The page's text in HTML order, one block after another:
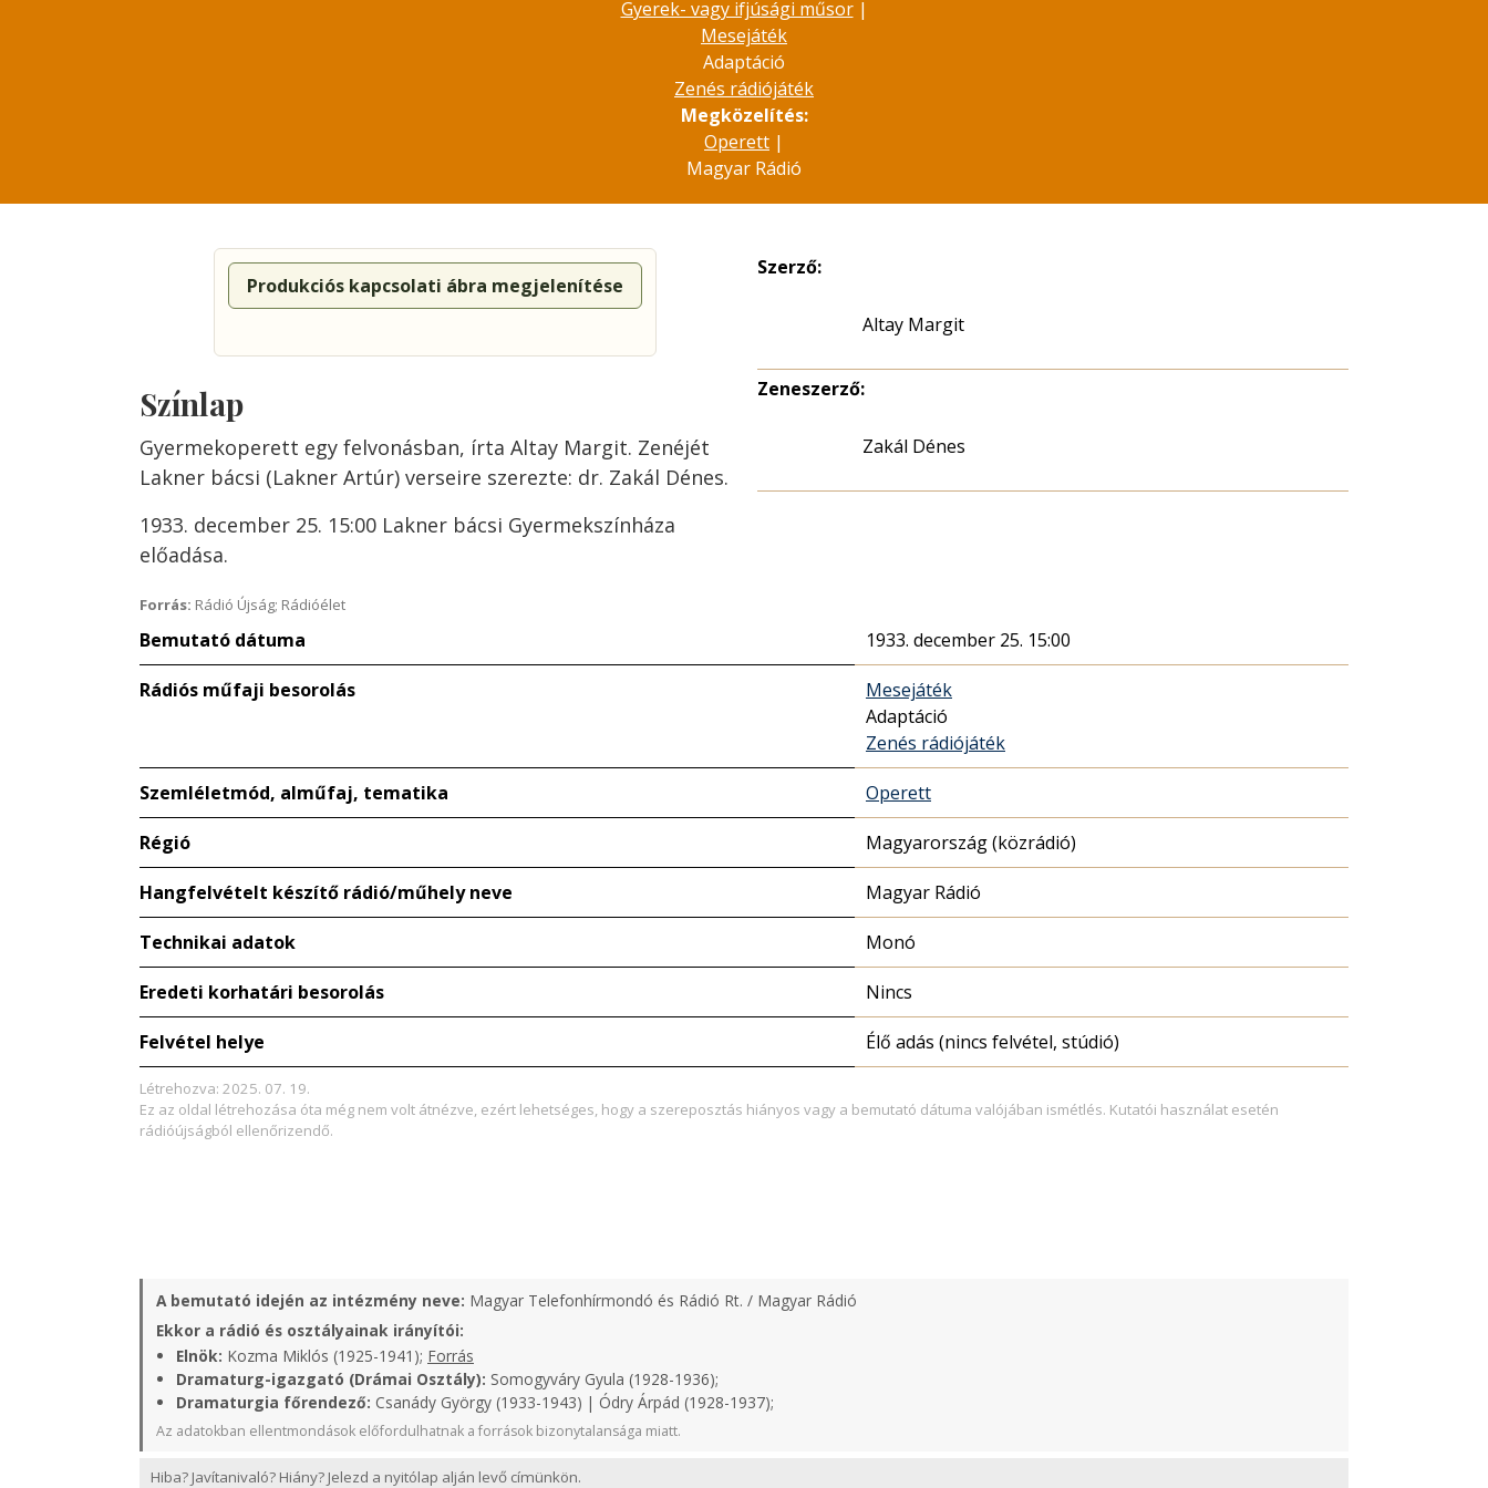
Gyerek- vagy ifjúsági műsor|
Mesejáték
Adaptáció
Zenés rádiójáték
Megközelítés:
Operett |
Magyar Rádió
Produkciós kapcsolati ábra megjelenítése
Színlap
Gyermekoperett egy felvonásban, írta Altay Margit. Zenéjét
Lakner bácsi (Lakner Artúr) verseire szerezte: dr. Zakál Dénes.
1933. december 25. 15:00 Lakner bácsi Gyermekszínháza
előadása.
Forrás: Rádió Újság; Rádióélet
Szerző:
Altay Margit
Zeneszerző:
Zakál Dénes
Bemutató dátuma 1933. december 25. 15:00
Rádiós műfaji besorolás
Mesejáték
Adaptáció
Zenés rádiójáték
Szemléletmód, alműfaj, tematika Operett
Régió Magyarország (közrádió)
Hangfelvételt készítő rádió/műhely neve Magyar Rádió
Technikai adatok Monó
Eredeti korhatári besorolás Nincs
Felvétel helye Élő adás (nincs felvétel, stúdió)
Létrehozva: 2025. 07. 19.
Ez az oldal létrehozása óta még nem volt átnézve, ezért lehetséges, hogy a szereposztás hiányos vagy a bemutató dátuma valójában ismétlés. Kutatói használat esetén
rádióújságból ellenőrizendő.
A bemutató idején az intézmény neve: Magyar Telefonhírmondó és Rádió Rt. / Magyar Rádió
Ekkor a rádió és osztályainak irányítói:
Elnök: Kozma Miklós (1925-1941); Forrás
Dramaturg-igazgató (Drámai Osztály): Somogyváry Gyula (1928-1936);
Dramaturgia főrendező: Csanády György (1933-1943) | Ódry Árpád (1928-1937);
Az adatokban ellentmondások előfordulhatnak a források bizonytalansága miatt.
Hiba? Javítanivaló? Hiány? Jelezd a nyitólap alján levő címünkön.